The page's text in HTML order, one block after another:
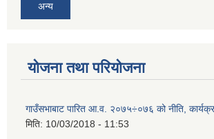
अन्य
योजना तथा परियोजना
गाउँसभाबाट पारित आ.व. २०७५÷०७६ को नीति,
मिति: 10/03/2018 - 11:53